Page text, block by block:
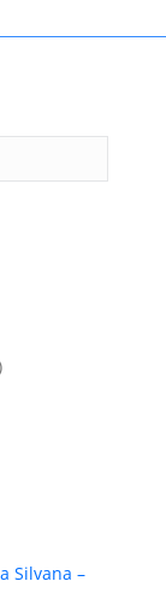
Silvana –